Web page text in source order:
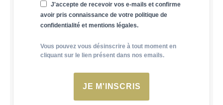
J'accepte de recevoir vos e-mails et confirme
avoir pris connaissance de votre politique de
confidentialité et mentions légales.
Vous pouvez vous désinscrire à tout moment en
cliquant sur le lien présent dans nos emails.
JE M'INSCRIS